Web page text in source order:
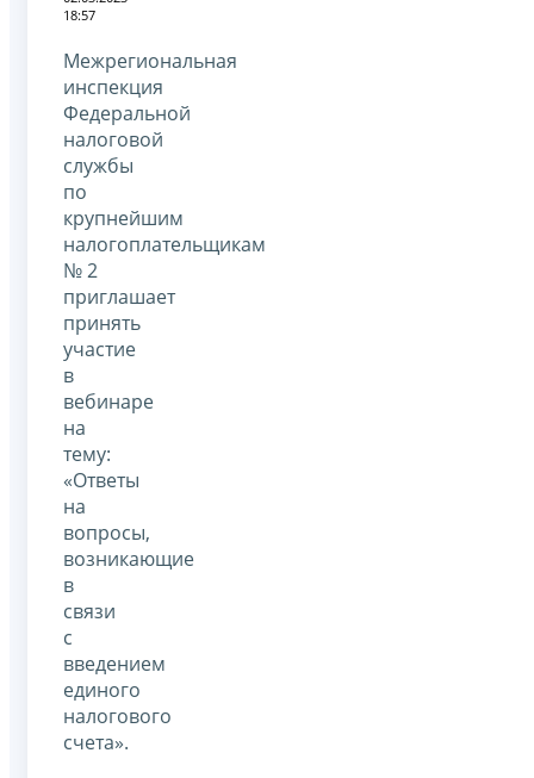
18:57
Межрегиональная
инспекция
Федеральной
налоговой
службы
по
крупнейшим
налогоплательщикам
№ 2
приглашает
принять
участие
в
вебинаре
на
тему:
«Ответы
на
вопросы,
возникающие
в
связи
с
введением
единого
налогового
счета».